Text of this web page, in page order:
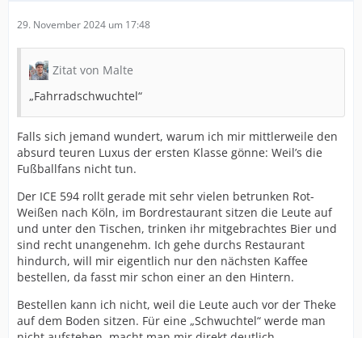
29. November 2024 um 17:48
Zitat von Malte
„Fahrradschwuchtel“
Falls sich jemand wundert, warum ich mir mittlerweile den
absurd teuren Luxus der ersten Klasse gönne: Weil’s die
Fußballfans nicht tun.
Der ICE 594 rollt gerade mit sehr vielen betrunken Rot-
Weißen nach Köln, im Bordrestaurant sitzen die Leute auf
und unter den Tischen, trinken ihr mitgebrachtes Bier und
sind recht unangenehm. Ich gehe durchs Restaurant
hindurch, will mir eigentlich nur den nächsten Kaffee
bestellen, da fasst mir schon einer an den Hintern.
Bestellen kann ich nicht, weil die Leute auch vor der Theke
auf dem Boden sitzen. Für eine „Schwuchtel“ werde man